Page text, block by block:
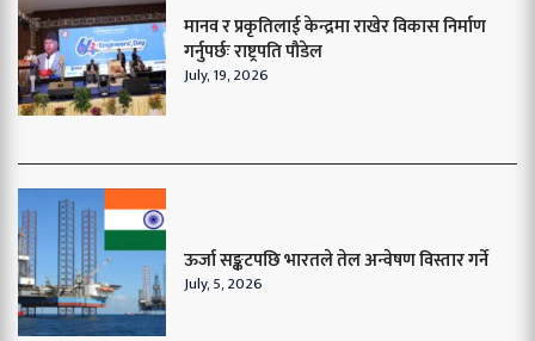
मानव र प्रकृतिलाई केन्द्रमा राखेर विकास निर्माण
गर्नुपर्छः राष्ट्रपति पौडेल
July, 19, 2026
ऊर्जा सङ्कटपछि भारतले तेल अन्वेषण विस्तार गर्ने
July, 5, 2026